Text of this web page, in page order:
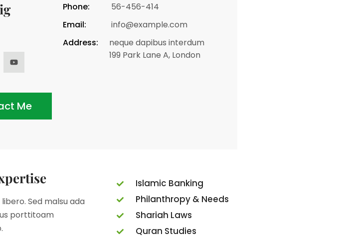
Me
Phone:
56-456-414
Email:
info@example.com
Address:
neque dapibus interdum
199 Park Lane A, London
Sed malsu ada
porttitoam
Islamic Banking
Philanthropy & Needs
Shariah Laws
Quran Studies